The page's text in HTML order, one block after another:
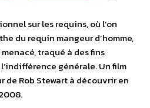
sur les requins, où l’on
du requin mangeur d’homme,
traqué à des fins
générale. Un film
Rob Stewart à découvrir en